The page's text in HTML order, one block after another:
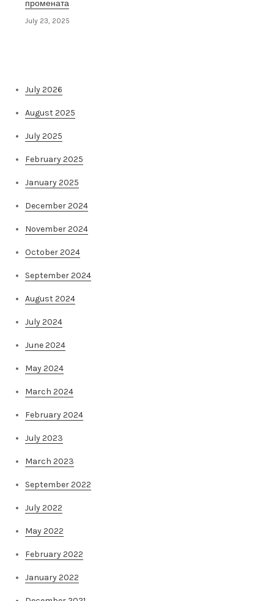
промената
July 23, 2025
July 2026
August 2025
July 2025
February 2025
January 2025
December 2024
November 2024
October 2024
September 2024
August 2024
July 2024
June 2024
May 2024
March 2024
February 2024
July 2023
March 2023
September 2022
July 2022
May 2022
February 2022
January 2022